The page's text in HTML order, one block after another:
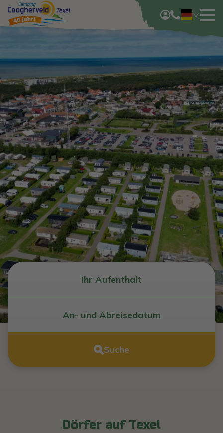
Suche
Dörfer auf Texel